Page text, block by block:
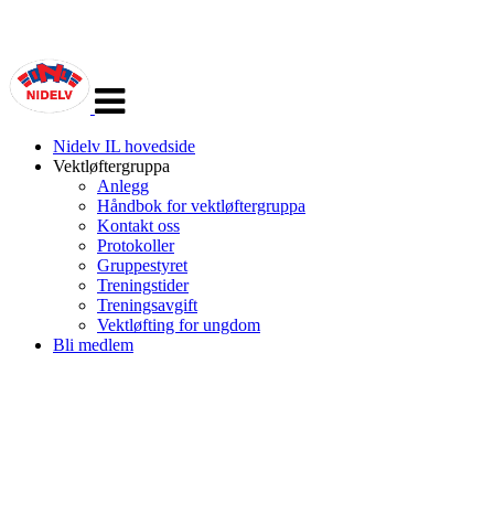
navigasjon
Nidelv IL hovedside
Vektløftergruppa
Anlegg
Håndbok for vektløftergruppa
Kontakt oss
Protokoller
Gruppestyret
Treningstider
Treningsavgift
Vektløfting for ungdom
Bli medlem